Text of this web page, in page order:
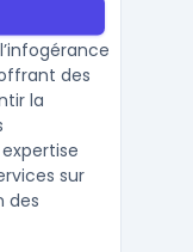
des
la
sur
des